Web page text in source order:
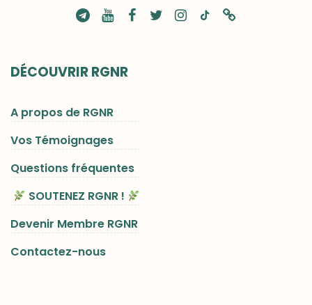
DÉCOUVRIR RGNR
A propos de RGNR
Vos Témoignages
Questions fréquentes
SOUTENEZ RGNR !
Devenir Membre RGNR
Contactez-nous